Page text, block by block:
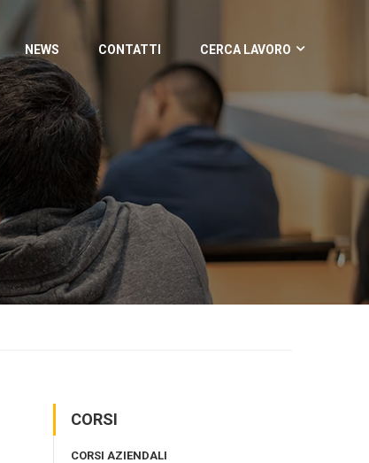
NEWS CONTATTI CERCA LAVORO
CORSI
CORSI AZIENDALI